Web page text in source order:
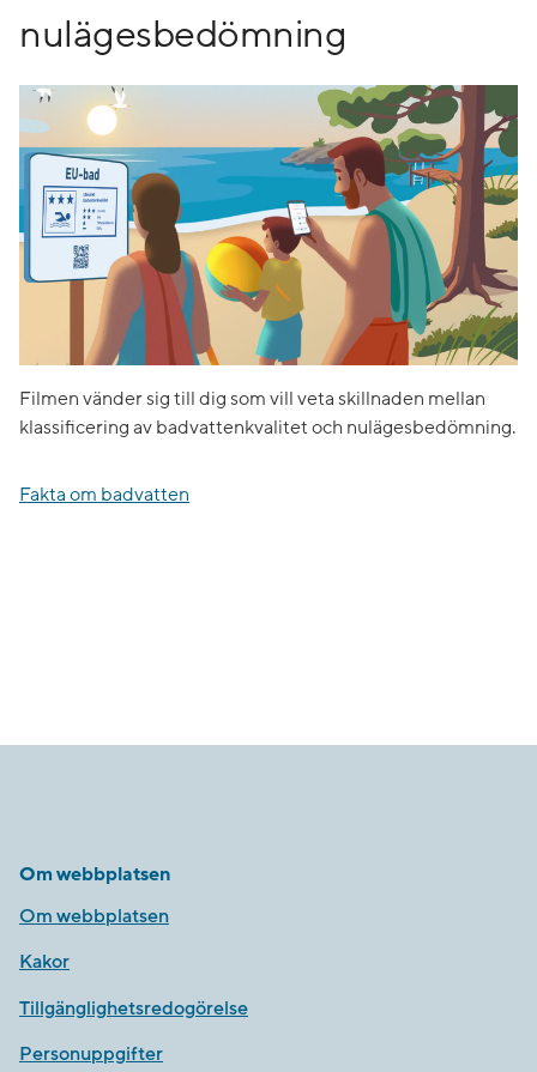
nulägesbedömning
Filmen vänder sig till dig som vill veta skillnaden mellan
klassificering av badvattenkvalitet och nulägesbedömning.
Fakta om badvatten
Om webbplatsen
Om webbplatsen
Kakor
Tillgänglighetsredogörelse
Personuppgifter